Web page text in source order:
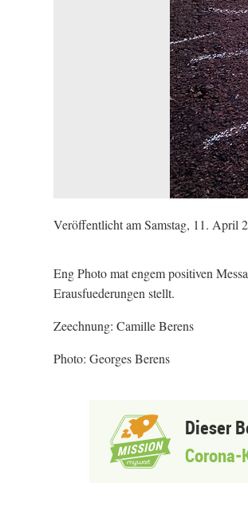
Veröffentlicht am Samstag, 11. April
Eng Photo mat engem positiven
Erausfuederungen stellt.
Zeechnung: Camille Berens
Photo: Georges Berens
Dieser
Corona-